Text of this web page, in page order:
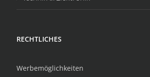
RECHTLICHES
Werbemöglichkeiten